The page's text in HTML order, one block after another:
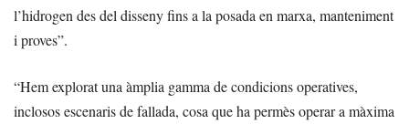
l’hidrogen des del disseny fins a la posada en marxa, manteniment
i proves”.
“Hem explorat una àmplia gamma de condicions operatives,
inclosos escenaris de fallada, cosa que ha permès operar a màxima